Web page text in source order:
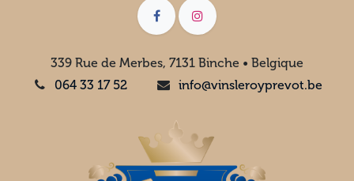
339 Rue de Merbes, 7131 Binche • Belgique
064 33 17 52
info@vinsleroyprevot.be